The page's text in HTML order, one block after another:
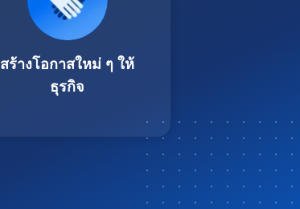
สร้างโอกาสใหม่ ๆ ให้
ธุรกิจ